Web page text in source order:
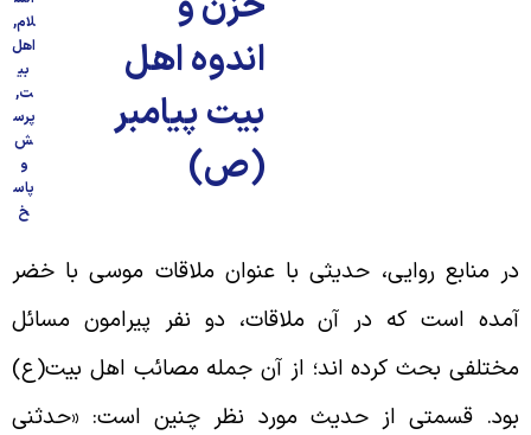
اندوه اهل
بیت پیامبر
(ص)
لام,
اهل
,
پرس
ش
پاس
منابع روایی، حدیثی با عنوان ملاقات موسى با خضر
است که در آن ملاقات، دو نفر پیرامون مسائل
بحث کرده اند؛ از آن جمله مصائب اهل بیت(ع)
قسمتی از حدیث مورد نظر چنین است: «حدثنی